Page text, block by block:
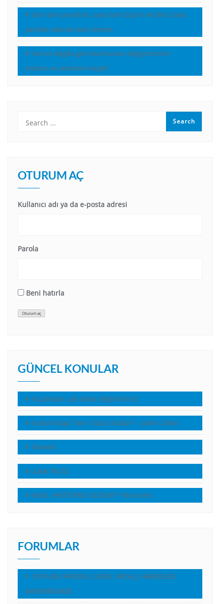
Seni ben yarattım, sana ben biçim verdim.Sana
yardım edecek olan benim.
İsa’nın dağda görünümünün değişmesinin
anlamı ve önemini neydi?
OTURUM AÇ
Kullanıcı adı ya da e-posta adresi
Parola
Beni hatırla
Oturum aç
GÜNCEL KONULAR
Kuşlardan çok daha değerlisiniz!
Kutsal Kitap Tanrı Sözü müdür? – John Calvin
Tanıklık
LUKA İNCİLİ
NASIL HRİSTİYAN OLDUM? *(Anonim)
FORUMLAR
DUYURU PANOSU, SORU, MESAJ, HABERLER,
(NEWSBOARD)